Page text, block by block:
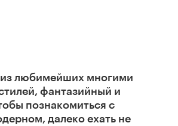
любимейших многими
фантазийный и
познакомиться с
далеко ехать не